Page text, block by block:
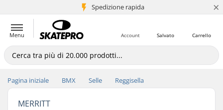
Spedizione rapida
+5 mln di clienti ×
Menu Carrello
Salvato
Account
Pagina iniziale BMX Selle Reggisella
MERRITT